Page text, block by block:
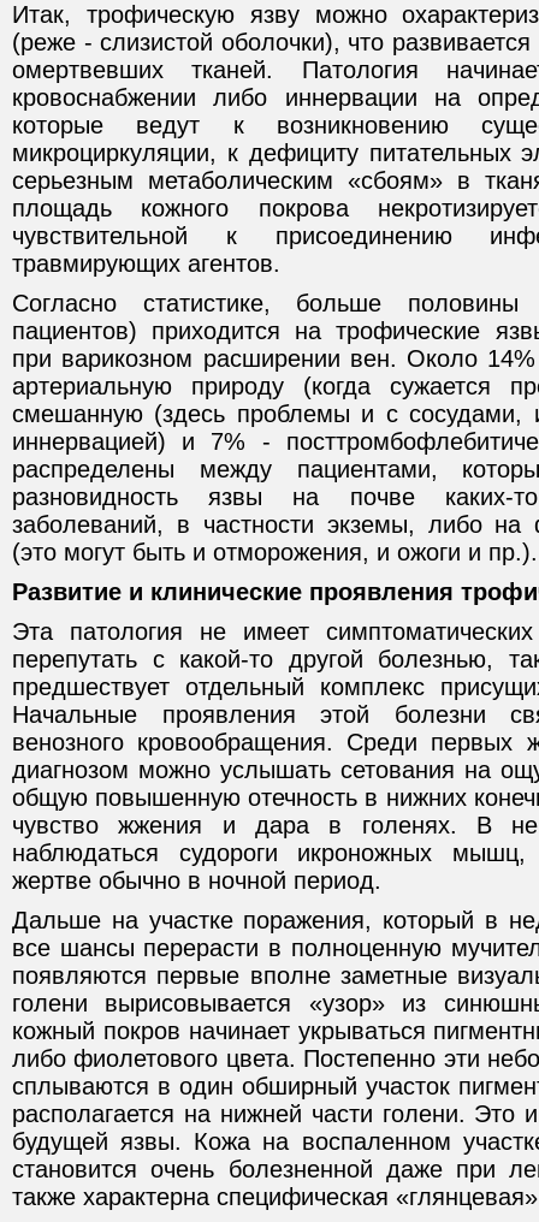
Итак, трофическую язву можно
(реже - слизистой оболочки), что развивается
омертвевших тканей. Патология
кровоснабжении либо иннервации на
которые ведут к возникновению
микроциркуляции, к дефициту питательных
серьезным метаболическим «сбоям» в
площадь кожного покрова
чувствительной к присоединению
травмирующих агентов.
Согласно статистике, больше
пациентов) приходится на трофические
при варикозном расширении вен. Около
артериальную природу (когда сужается
смешанную (здесь проблемы и с
иннервацией) и 7% -
распределены между пациентами,
разновидность язвы на почве каких-
заболеваний, в частности экземы, либо
(это могут быть и отморожения, и ожоги и пр.).
Развитие и клинические проявления
Эта патология не имеет
перепутать с какой-то другой болезнью,
предшествует отдельный комплекс
Начальные проявления этой болезни
венозного кровообращения. Среди первых
диагнозом можно услышать сетования на
общую повышенную отечность в нижних
чувство жжения и дара в голенях. В
наблюдаться судороги икроножных
жертве обычно в ночной период.
Дальше на участке поражения, который в
все шансы перерасти в полноценную
появляются первые вполне заметные
голени вырисовывается «узор» из
кожный покров начинает укрываться
либо фиолетового цвета. Постепенно эти
сплываются в один обширный участок
располагается на нижней части голени. Это
будущей язвы. Кожа на воспаленном
становится очень болезненной даже при
также характерна специфическая